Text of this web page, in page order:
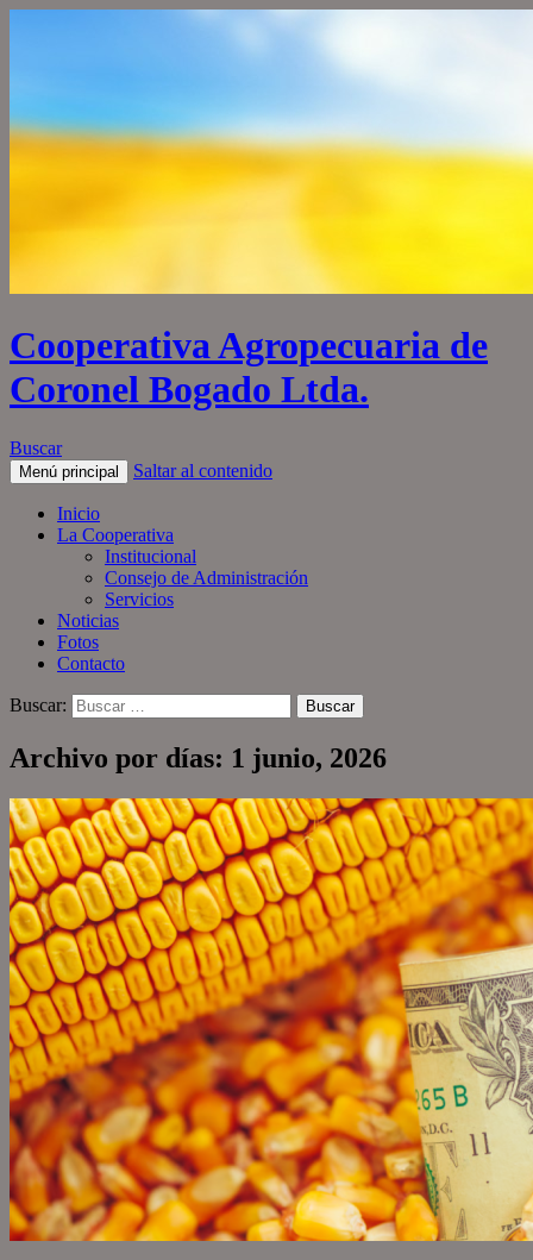
Cooperativa Agropecuaria de
Coronel Bogado Ltda.
Buscar
Menú principal Saltar al contenido
Inicio
La Cooperativa
Institucional
Consejo de Administración
Servicios
Noticias
Fotos
Contacto
Buscar:
Archivo por días: 1 junio, 2026